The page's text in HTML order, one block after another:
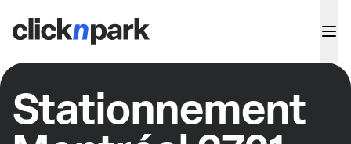
Stationnement